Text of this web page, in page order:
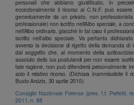
personali che abbiano giustificato, in
eccezionalmente il ricorso al C.N.F. può
genericamente da un privato, non
professionale) non iscritto nell’Albo speciale, a
nell’Albo ordinario, giacchè in tal caso il
iscritto nell’albo speciale. Va pertanto
avverso la decisione di rigetto della domanda di
dal soggetto che, al momento della
assoluto dello ius postulandi per non essere
tale ragione, non può difendersi personalmente
solo il relativo ricorso. (Dichiara inammissibile il
Busto Arsizio, 30 aprile 2010).
Consiglio Nazionale Forense (pres. f.f. Perfetti,
2011, n. 88